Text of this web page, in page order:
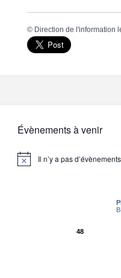
© Direction de l'information
Évènements à venir
Il n’y a pas